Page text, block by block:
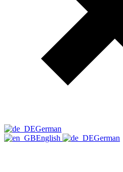
German
English
German